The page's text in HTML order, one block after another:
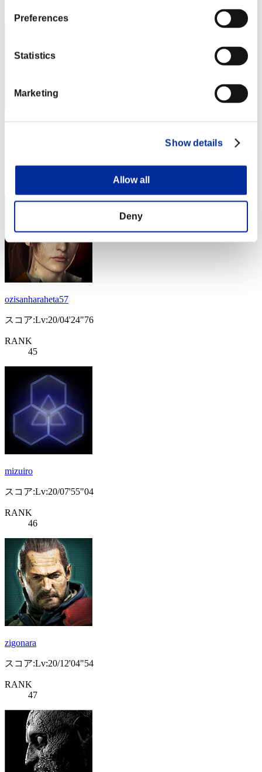
Preferences
Statistics
Marketing
Show details
Allow all
Deny
RANK
ozisanharaheta57
スコア:Lv:20/04'24"76
RANK
45
mizuiro
スコア:Lv:20/07'55"04
RANK
46
zigonara
スコア:Lv:20/12'04"54
RANK
47